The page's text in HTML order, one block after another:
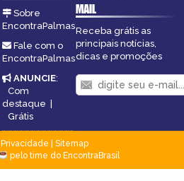
Sobre
EncontraPalmas
Fale com o
EncontraPalmas
ANUNCIE:
Com
destaque |
Grátis
MAIL
Receba grátis as
principais notícias,
dicas e promoções
Privacidade
Sitemap
pelo time do EncontraBrasil